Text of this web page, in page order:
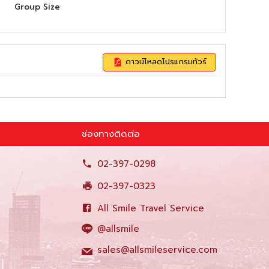
Group Size
ดาวน์โหลดโปรแกรมทัวร์
ช่องทางติดต่อ
02-397-0298
02-397-0323
All Smile Travel Service
@allsmile
sales@allsmileservice.com